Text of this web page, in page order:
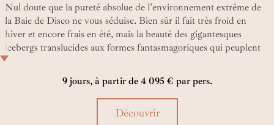
Nul doute que la pureté absolue de l'environnement extrême de
la Baie de Disco ne vous séduise. Bien sûr il fait très froid en
hiver et encore frais en été, mais la beauté des gigantesques
icebergs translucides aux formes fantasmagoriques qui peuplent
ce fjord long de 56 km vaut bien celà. Un voyage vraiment
exceptionnel en ces terres chantées par les poêtes Inuits. Pour
voyageurs avertis un brin aventuriers toutefois !
9 jours, à partir de 4 095 € par pers.
Découvrir